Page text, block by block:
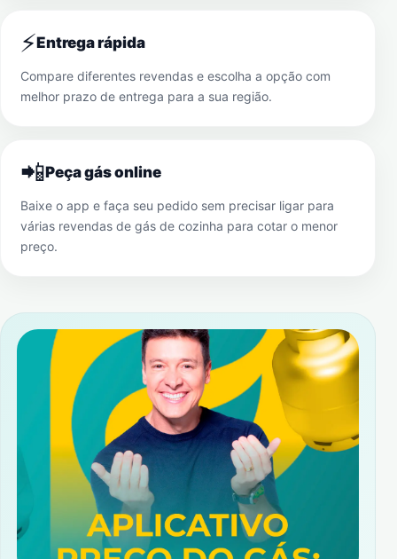
⚡Entrega rápida
Compare diferentes revendas e escolha a opção com
melhor prazo de entrega para a sua região.
📲Peça gás online
Baixe o app e faça seu pedido sem precisar ligar para
várias revendas de gás de cozinha para cotar o menor
preço.